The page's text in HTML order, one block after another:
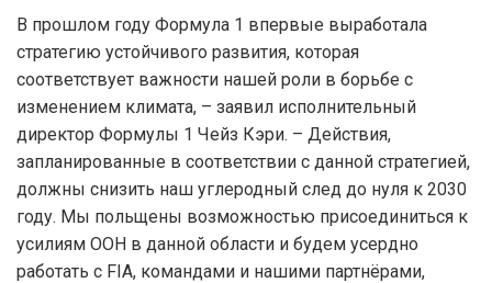
В прошлом году Формула 1 впервые выработала
стратегию устойчивого развития, которая
соответствует важности нашей роли в борьбе с
изменением климата, – заявил исполнительный
директор Формулы 1 Чейз Кэри. – Действия,
запланированные в соответствии с данной стратегией,
должны снизить наш углеродный след до нуля к 2030
году. Мы польщены возможностью присоединиться к
усилиям ООН в данной области и будем усердно
работать с FIA, командами и нашими партнёрами,